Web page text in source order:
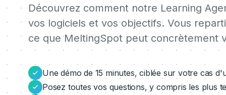
Découvrez comment notre Learning
vos logiciels et vos objectifs. Vous
ce que MeltingSpot peut concrètement
Une démo de 15 minutes, ciblée sur votre cas
Posez toutes vos questions, y compris les plus